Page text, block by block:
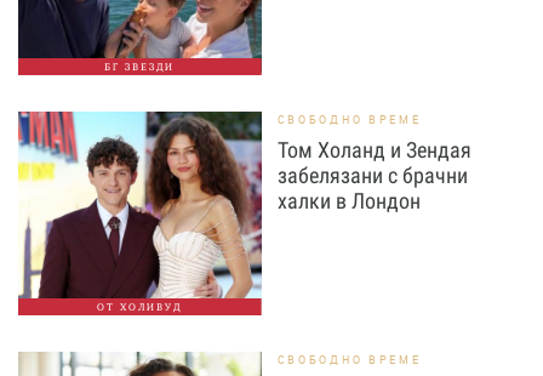
БГ ЗВЕЗДИ
ОТ ХОЛИВУД
СВОБОДНО ВРЕМЕ
Том Холанд и Зендая
забелязани с брачни
халки в Лондон
СВОБОДНО ВРЕМЕ